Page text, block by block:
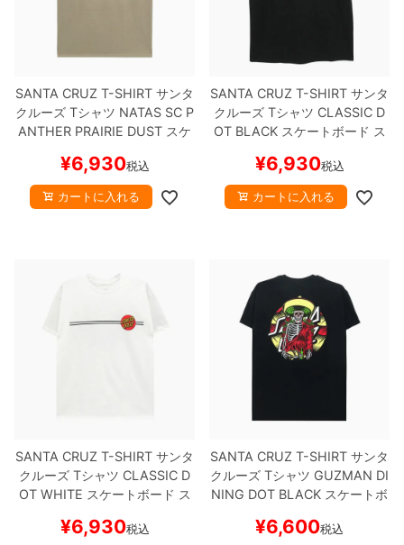
SANTA CRUZ T-SHIRT サンタ
クルーズ Tシャツ NATAS SC P
ANTHER PRAIRIE DUST スケ
¥6,930税込
カートに入れる
SANTA CRUZ T-SHIRT サンタ
クルーズ Tシャツ CLASSIC D
OTBLACKスケートボード ス
¥6,930税込
カートに入れる
SANTA CRUZ T-SHIRT サンタ
クルーズ Tシャツ CLASSIC D
OTWHITE スケートボード ス
¥6,930税込
SANTA CRUZ T-SHIRT サンタ
クルーズ Tシャツ GUZMAN DI
NING DOT BLACK スケートボ
¥6,600税込